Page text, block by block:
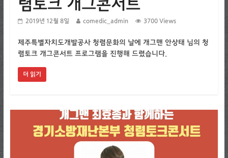
렴토크 개그콘서트
2019년 12월 8일 comedic_admin 3700 Views
제주특별자치도개발공사 청렴문화의 날에 개그맨 안상태 님의 청
렴토크 개그콘서트 프로그램을 진행해 드렸습니다.
더 읽기